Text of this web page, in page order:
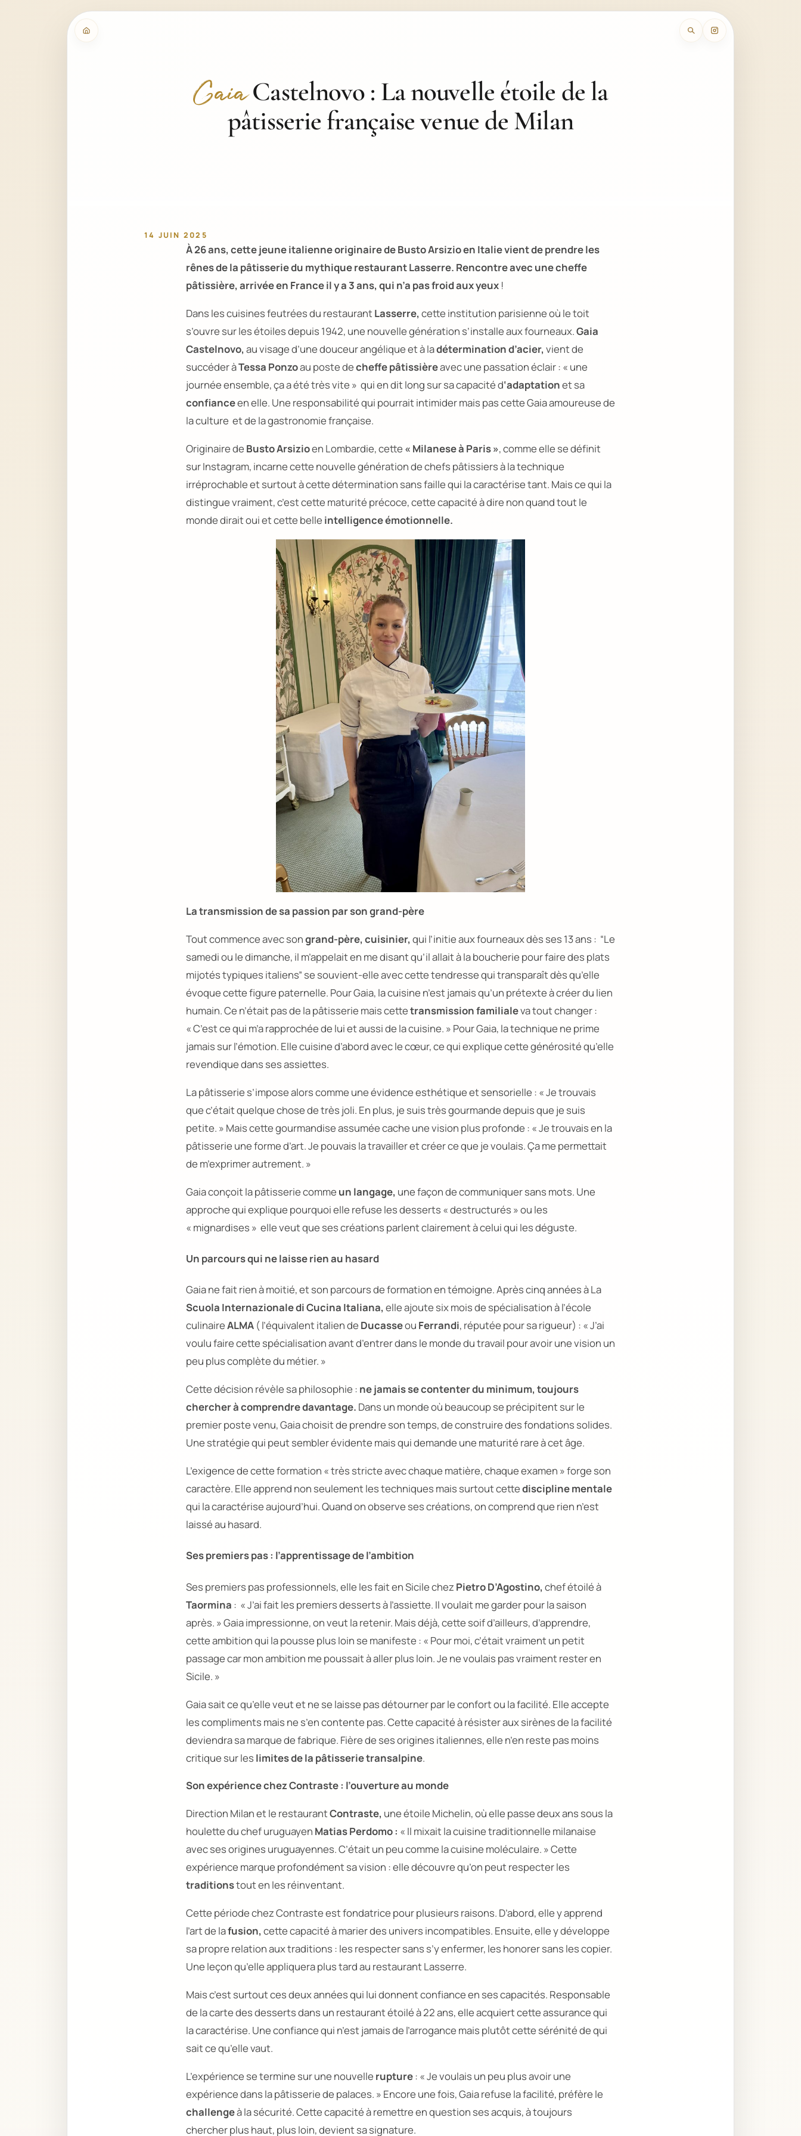
GaiaCastelnovo : La nouvelle étoile de la
pâtisserie française venue de Milan
14 JUIN 2025
À 26 ans, cette jeune italienne originaire de Busto Arsizio en Italie vient de prendre les
rênes de la pâtisserie du mythique restaurant Lasserre. Rencontre avec une cheffe
pâtissière, arrivée en France il y a 3 ans, qui n’a pas froid aux yeux !
Dans les cuisines feutrées du restaurant Lasserre, cette institution parisienne où le toit
s’ouvre sur les étoiles depuis 1942, une nouvelle génération s’installe aux fourneaux.Gaia
Castelnovo, au visage d’une douceur angélique et à ladétermination d’acier, vient de
succéder àTessa Ponzoau poste decheffe pâtissièreavec une passation éclair : « une
journée ensemble, ça a été très vite » qui en dit long sur sa capacité d‘adaptationet sa
confianceen elle. Une responsabilité qui pourrait intimider mais pas cette Gaia amoureuse de
la culture et de la gastronomie française.
Originaire de Busto Arsizioen Lombardie, cette « Milanese à Paris », comme elle se définit
sur Instagram, incarne cette nouvelle génération de chefs pâtissiers à la technique
irréprochable et surtout à cette détermination sans faille qui la caractérise tant. Mais ce qui la
distingue vraiment, c’est cette maturité précoce, cette capacité à dire non quand tout le
monde dirait oui et cette belle intelligence émotionnelle.
La transmission de sa passion par son grand-père
Tout commence avec songrand-père, cuisinier, qui l’initie aux fourneaux dès ses 13 ans : “Le
samedi ou le dimanche, il m’appelait en me disant qu’il allait à la boucherie pour faire des plats
mijotés typiques italiens” se souvient-elle avec cette tendresse qui transparaît dès qu’elle
évoque cette figure paternelle. Pour Gaia, la cuisine n’est jamais qu’un prétexte à créer du lien
humain. Ce n’était pas de la pâtisserie mais cettetransmission familialeva tout changer :
« C’est ce qui m’a rapprochée de lui et aussi de la cuisine. » Pour Gaia, la technique ne prime
jamais sur l’émotion. Elle cuisine d’abord avec le cœur, ce qui explique cette générosité qu’elle
revendique dans ses assiettes.
La pâtisserie s’impose alors comme une évidence esthétique et sensorielle : « Je trouvais
que c’était quelque chose de très joli. En plus, je suis très gourmande depuis que je suis
petite. » Mais cette gourmandise assumée cache une vision plus profonde : « Je trouvais en la
pâtisserie une forme d’art. Je pouvais la travailler et créer ce que je voulais. Ça me permettait
de m’exprimer autrement. »
Gaia conçoit la pâtisserie comme un langage, une façon de communiquer sans mots. Une
approche qui explique pourquoi elle refuse les desserts « destructurés »ou les
« mignardises » elle veut que ses créations parlent clairement à celui qui les déguste.
Un parcours qui ne laisse rien au hasard
Gaia ne fait rien à moitié, et son parcours de formation en témoigne. Après cinq années à La
Scuola Internazionale di Cucina Italiana, elle ajoute six mois de spécialisation à l’école
culinaireALMA ( l’équivalent italien de Ducasseou Ferrandi, réputée pour sa rigueur) : « J’ai
voulu faire cette spécialisation avant d’entrer dans le monde du travail pour avoir une vision un
peu plus complète du métier. »
Cette décision révèle sa philosophie : ne jamais se contenter du minimum, toujours
chercher à comprendre davantage. Dans un monde où beaucoup se précipitent sur le
premier poste venu, Gaia choisit de prendre son temps, de construire des fondations solides.
Une stratégie qui peut sembler évidente mais qui demande une maturité rare à cet âge.
L’exigence de cette formation « très stricte avec chaque matière, chaque examen »forge son
caractère. Elle apprend non seulement les techniques mais surtout cettediscipline mentale
qui la caractérise aujourd’hui. Quand on observe ses créations, on comprend que rien n’est
laissé au hasard.
Ses premiers pas : l’apprentissage de l’ambition
Ses premiers pas professionnels, elle les fait en Sicile chez Pietro D’Agostino, chef étoilé à
Taormina : « J’ai fait les premiers desserts à l’assiette. Il voulait me garder pour la saison
après. »Gaia impressionne, on veut la retenir. Mais déjà, cette soif d’ailleurs, d’apprendre,
cette ambition qui la pousse plus loin se manifeste : « Pour moi, c’était vraiment un petit
passage car mon ambition me poussait à aller plus loin. Je ne voulais pas vraiment rester en
Sicile. »
Gaia sait ce qu’elle veut et ne se laisse pas détourner par le confort ou la facilité. Elle accepte
les compliments mais ne s’en contente pas. Cette capacité à résister aux sirènes de la facilité
deviendra sa marque de fabrique. Fière de ses origines italiennes, elle n’en reste pas moins
critique sur les limites de la pâtisserie transalpine.
Son expérience chezContraste: l’ouverture au monde
Direction Milan et le restaurantContraste, une étoile Michelin, où elle passe deux ans sous la
houlette du chef uruguayen Matias Perdomo : « Il mixait la cuisine traditionnelle milanaise
avec ses origines uruguayennes. C’était un peu comme la cuisine moléculaire. »Cette
expérience marque profondément sa vision : elle découvre qu’on peut respecter les
traditionstout en les réinventant.
Cette période chezContrasteest fondatrice pour plusieurs raisons. D’abord, elle y apprend
l’art de lafusion, cette capacité à marier des univers incompatibles. Ensuite, elle y développe
sa propre relation aux traditions : les respecter sans s’y enfermer, les honorer sans les copier.
Une leçon qu’elle appliquera plus tard au restaurant Lasserre.
Mais c’est surtout ces deux années qui lui donnent confiance en ses capacités. Responsable
de la carte des desserts dans un restaurant étoilé à 22 ans, elle acquiert cette assurance qui
la caractérise. Une confiance qui n’est jamais de l’arrogance mais plutôt cette sérénité de qui
sait ce qu’elle vaut.
L’expérience se termine sur une nouvelle rupture: « Je voulais un peu plus avoir une
expérience dans la pâtisserie de palaces. » Encore une fois, Gaia refuse la facilité, préfère le
challengeà la sécurité. Cette capacité à remettre en question ses acquis, à toujours
chercher plus haut, plus loin, devient sa signature.